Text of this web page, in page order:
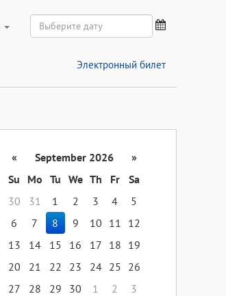
Электронный билет
« September 2026
»
Su
Mo Tu We Th Fr
Sa
30
31 1 2 3 4
5
6
7 8 9 10 11
12
13
14 15 16 17 18 19
20
21 22 23 24 25 26
27
28 29 30 1 2
3